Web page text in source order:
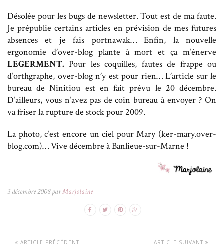
Désolée pour les bugs de newsletter. Tout est de ma faute.
Je prépublie certains articles en prévision de mes futures
absences et je fais portnawak… Enfin, la nouvelle
ergonomie d’over-blog plante à mort et ça m’énerve
LEGERMENT. Pour les coquilles, fautes de frappe ou
d’orthgraphe, over-blog n’y est pour rien… L’article sur le
bureau de Ninitiou est en fait prévu le 20 décembre.
D’ailleurs, vous n’avez pas de coin bureau à envoyer ? On
va friser la rupture de stock pour 2009.
La photo, c’est encore un ciel pour Mary (ker-mary.over-
blog.com)… Vive décembre à Banlieue-sur-Marne !
3 décembre 2008 parMarjolaine
ARTICLE PRÉCÉDENT ARTICLE SUIVANT